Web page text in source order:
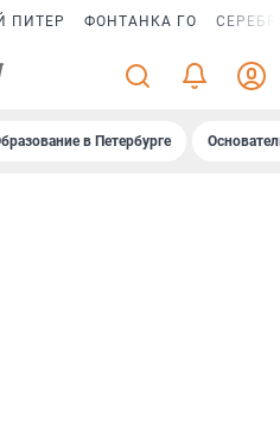
ПИТЕР ФОНТАНКА ГО
в Петербурге